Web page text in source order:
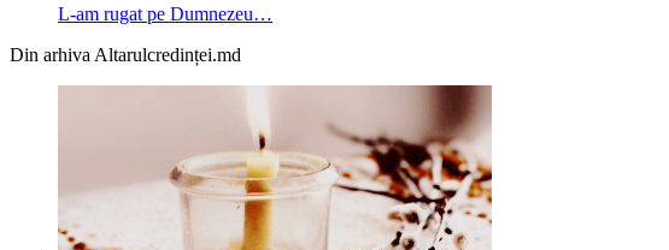
L-am rugat pe Dumnezeu…
Din arhiva Altarulcredinței.md